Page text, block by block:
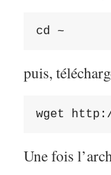
cd ~
puis,
wget
Une fois